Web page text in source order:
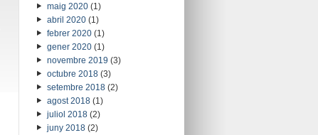
maig 2020(1)
abril 2020(1)
febrer 2020(1)
gener 2020(1)
novembre 2019 (3)
octubre 2018(3)
setembre 2018(2)
agost 2018(1)
juliol 2018(2)
juny 2018(2)